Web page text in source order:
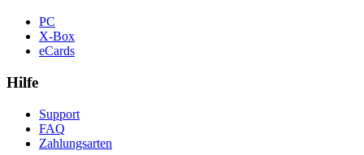
PC
X-Box
eCards
Hilfe
Support
FAQ
Zahlungsarten